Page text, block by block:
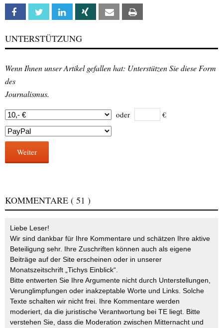
Facebook Twitter Linkedin Xing Email
UNTERSTÜTZUNG
Wenn Ihnen unser Artikel gefallen hat: Unterstützen Sie diese Form
des
Journalismus.
oder €
Weiter
KOMMENTARE ( 51 )
Liebe Leser!
Wir sind dankbar für Ihre Kommentare und schätzen Ihre aktive
Beteiligung sehr. Ihre Zuschriften können auch als eigene
Beiträge auf der Site erscheinen oder in unserer
Monatszeitschrift „Tichys Einblick“.
Bitte entwerten Sie Ihre Argumente nicht durch Unterstellungen,
Verunglimpfungen oder inakzeptable Worte und Links. Solche
Texte schalten wir nicht frei. Ihre Kommentare werden
moderiert, da die juristische Verantwortung bei TE liegt. Bitte
verstehen Sie, dass die Moderation zwischen Mitternacht und